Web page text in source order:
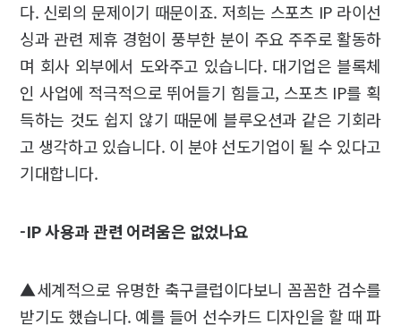
다. 신뢰의 문제이기 때문이죠. 저희는 스포츠 IP 라이선
싱과 관련 제휴 경험이 풍부한 분이 주요 주주로 활동하
며 회사 외부에서 도와주고 있습니다. 대기업은 블록체
인 사업에 적극적으로 뛰어들기 힘들고, 스포츠 IP를 획
득하는 것도 쉽지 않기 때문에 블루오션과 같은 기회라
고 생각하고 있습니다. 이 분야 선도기업이 될 수 있다고
기대합니다.
-IP 사용과 관련 어려움은 없었나요
▲세계적으로 유명한 축구클럽이다보니 꼼꼼한 검수를
받기도 했습니다. 예를 들어 선수카드 디자인을 할 때 파